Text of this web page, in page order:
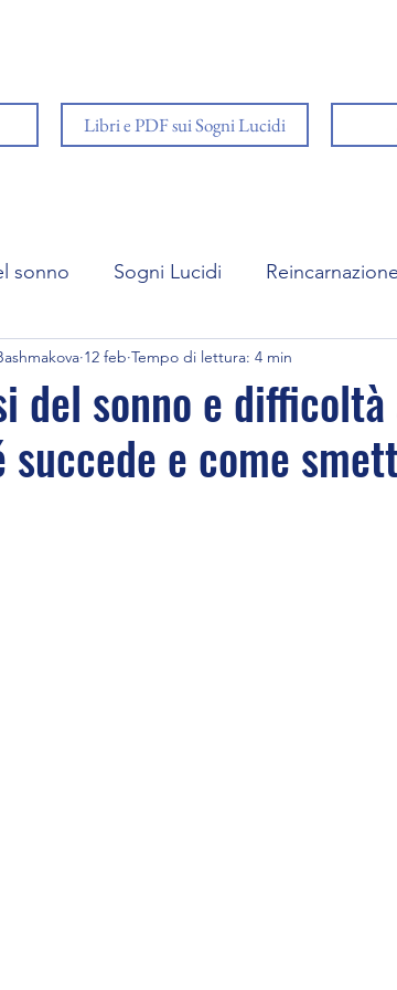
Libri e PDF sui Sogni Lucidi
sonno Sogni Lucidi
Causa-Effetto Viaggi Astrali
dei sogni Esperienza di pre-morte |
del sonno e
succede e come
12 feb Tempo di lettura: 4 min